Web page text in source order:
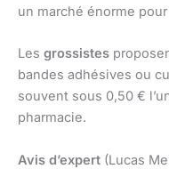
un marché énorme
Les grossistes
bandes adhésives ou
souvent sous 0,50 €
pharmacie.
Avis d’expert (Lucas